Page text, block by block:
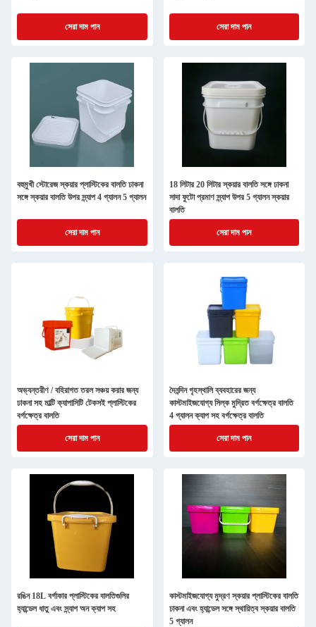
সেরা দাম পান সেরা দাম পান
বহুমুখী স্টোরেজ স্কয়ার প্লাস্টিকের বালতি ঢাকনা
সঙ্গে স্কয়ার বালতি উপর স্ন্যাপ 4 গ্যালন 5 গ্যালন
সেরা দাম পান
18 লিটার 20 লিটার স্কয়ার বালতি সঙ্গে ঢাকনা
সাদা ফুটো প্রমাণ স্ন্যাপ উপর 5 গ্যালন স্কয়ার
বালতি
সেরা দাম পান
অভ্যন্তরীণ / বহিরাগত তরল সঞ্চয় করার জন্য
ঢাকনা সহ মাল্টি ক্যাপাসিটি টেকসই প্লাস্টিকের
বর্গক্ষেত্র বালতি
সেরা দাম পান
দৈনন্দিন গৃহস্থালি ব্যবহারের জন্য
কাস্টমাইজযোগ্য সিল্ক মুদ্রিত বর্গক্ষেত্র বালতি
4 গ্যালন ক্যাপ সহ বর্গক্ষেত্র বালতি
সেরা দাম পান
রঙিন 18L বর্গাকার প্লাস্টিকের বালতিগুলির
হ্যান্ডেল ধাতু এবং স্ন্যাপ অন ক্যাপ সহ
কাস্টমাইজযোগ্য মুদ্রণ স্কয়ার প্লাস্টিকের বালতি
ঢাকনা এবং হ্যান্ডেল সঙ্গে স্থায়িত্ব স্কয়ার বালতি
5 গ্যালন